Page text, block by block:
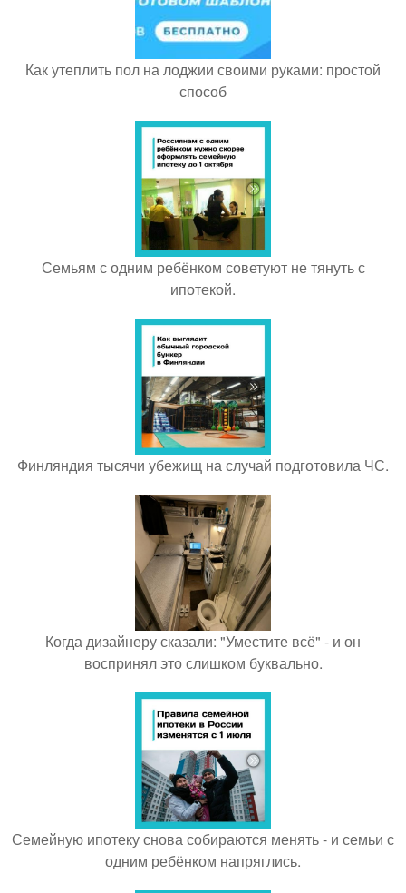
Как утеплить пол на лоджии своими руками: простой
способ
Семьям с одним ребёнком советуют не тянуть с
ипотекой.
Финляндия тысячи убежищ на случай подготовила ЧС.
Когда дизайнеру сказали: "Уместите всё" - и он
воспринял это слишком буквально.
Семейную ипотеку снова собираются менять - и семьи с
одним ребёнком напряглись.